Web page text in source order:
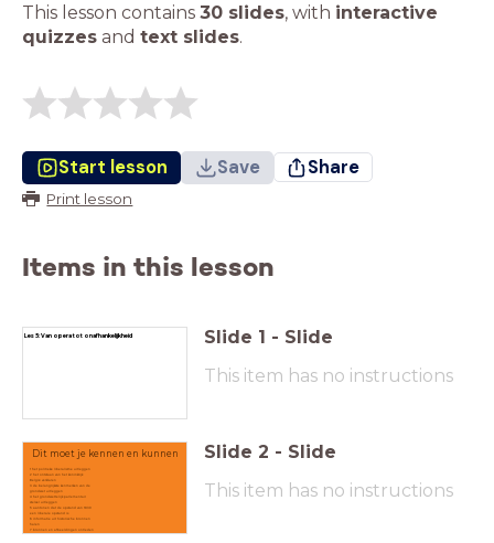
This lesson contains 30 slides, with interactive
quizzes and text slides.
Start lesson Save Share
Print lesson
Items in this lesson
Les 5: Van opera tot onafhankelijkheid Slide 1 - Slide
This item has no instructions
Dit moet je kennen en kunnen
1 het politieke liberalisme uitleggen
2 het ontstaan van het koninkrijk
België verklaren
3 de belangrijkste kenmerken van de
grondwet uitleggen
4 het grondwettelijk parlementair
stelsel uitleggen
5 aantonen dat de opstand van 1830
een liberale opstand is
6 informatie uit historische bronnen
halen
7 bronnen en afbeeldingen ontleden
Slide 2 - Slide
This item has no instructions